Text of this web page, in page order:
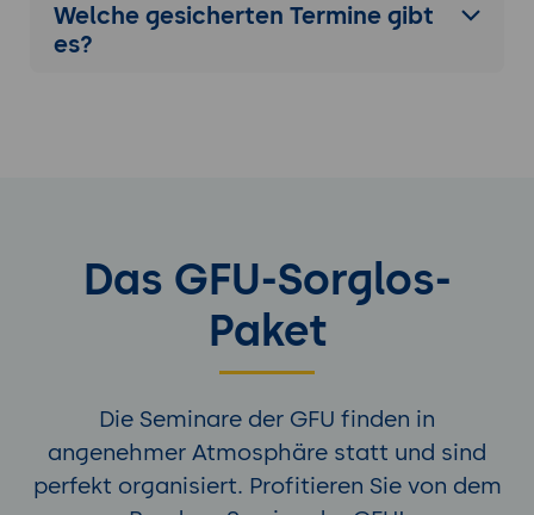
Welche gesicherten Termine gibt
es?
Das GFU-Sorglos-
Paket
Die Seminare der GFU finden in
angenehmer Atmosphäre statt und sind
perfekt organisiert. Profitieren Sie von dem